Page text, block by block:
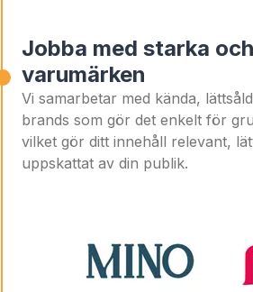
Jobba med starka
varumärken
Vi samarbetar med kända,
brands som gör det enkelt för
vilket gör ditt innehåll relevant,
uppskattat av din publik.